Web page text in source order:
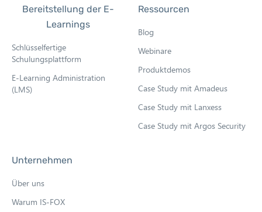
Bereitstellung der E-
Learnings
Schlüsselfertige
Schulungsplattform
E-Learning Administration
(LMS)
Ressourcen
Blog
Webinare
Produktdemos
Case Study mit Amadeus
Case Study mit Lanxess
Case Study mit Argos Security
Unternehmen
Über uns
Warum IS-FOX